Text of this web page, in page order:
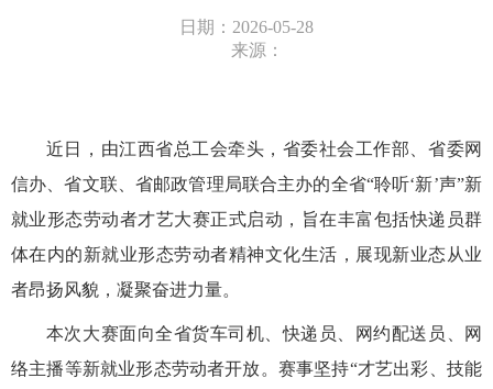
日期：2026-05-28
来源：
近日，由江西省总工会牵头，省委社会工作部、省委网
信办、省文联、省邮政管理局联合主办的全省“聆听‘新’声”新
就业形态劳动者才艺大赛正式启动，旨在丰富包括快递员群
体在内的新就业形态劳动者精神文化生活，展现新业态从业
者昂扬风貌，凝聚奋进力量。
本次大赛面向全省货车司机、快递员、网约配送员、网
络主播等新就业形态劳动者开放。 赛事坚持“才艺出彩、技能